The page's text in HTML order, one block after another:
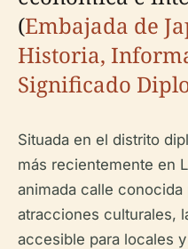
(Embajada de
Historia,
Significado
Situada en el distrito
más recientemente en
animada calle
atracciones culturales,
accesible para locales